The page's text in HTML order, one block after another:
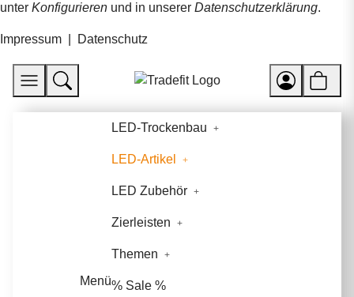
unter Konfigurieren und in unserer Datenschutzerklärung.
Impressum Datenschutz
Menü
LED-Trockenbau
LED-Artikel
LED Zubehör
Zierleisten
Themen
% Sale %